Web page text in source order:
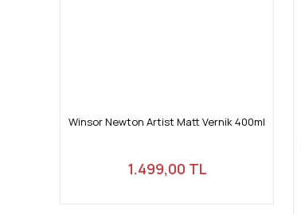
Winsor Newton Artist Matt Vernik 400ml
1.499,00 TL